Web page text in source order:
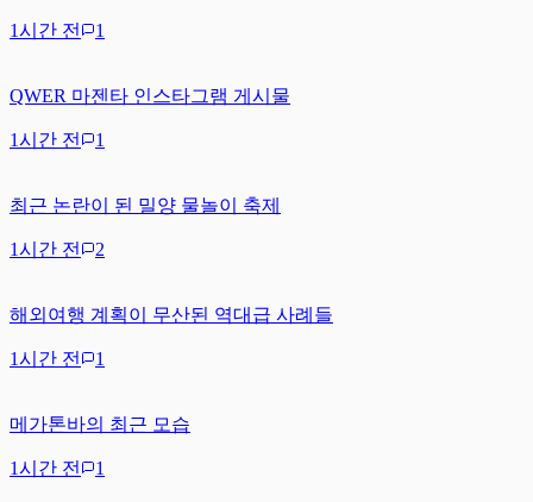
1시간 전 1
QWER 마젠타 인스타그램 게시물
1시간 전 1
최근 논란이 된 밀양 물놀이 축제
1시간 전 2
해외여행 계획이 무산된 역대급 사례들
1시간 전 1
메가톤바의 최근 모습
1시간 전 1